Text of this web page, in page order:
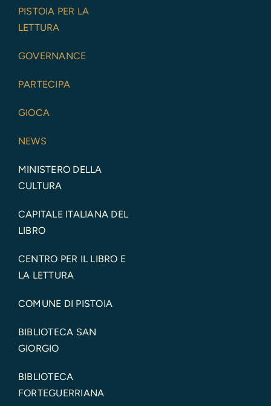
PISTOIA PER LA
LETTURA
GOVERNANCE
PARTECIPA
GIOCA
NEWS
MINISTERO DELLA
CULTURA
CAPITALE ITALIANA DEL
LIBRO
CENTRO PER IL LIBRO E
LA LETTURA
COMUNE DI PISTOIA
BIBLIOTECA SAN
GIORGIO
BIBLIOTECA
FORTEGUERRIANA